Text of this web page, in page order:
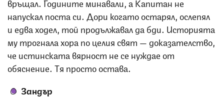
напускал поста си. Дори когато остарял, ослепял
и едва ходел, той продължавал да бди. Историята
му трогнала хора по целия свят — доказателство,
че истинската вярност не се нуждае от
обяснение. Тя просто остава.
Зандър